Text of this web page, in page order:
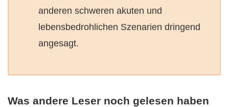
anderen schweren akuten und
lebensbedrohlichen Szenarien dringend
angesagt.
Was andere Leser noch gelesen haben